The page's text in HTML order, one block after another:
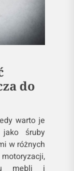
do
warto je
jako śruby
w różnych
mebli i